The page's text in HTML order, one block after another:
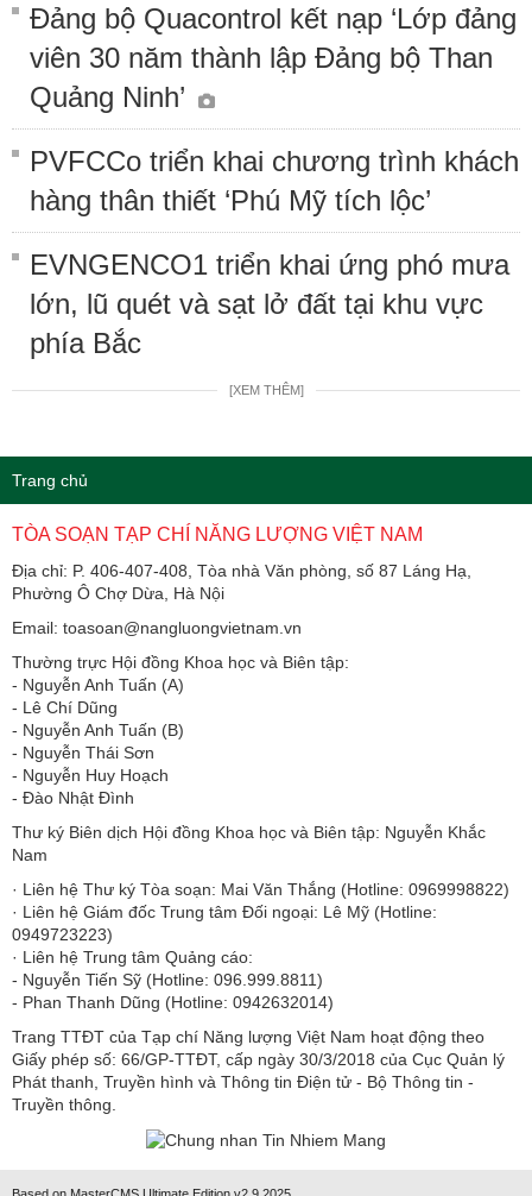
Đảng bộ Quacontrol kết nạp ‘Lớp đảng
viên 30 năm thành lập Đảng bộ Than
Quảng Ninh’
PVFCCo triển khai chương trình khách
hàng thân thiết ‘Phú Mỹ tích lộc’
EVNGENCO1 triển khai ứng phó mưa
lớn, lũ quét và sạt lở đất tại khu vực
phía Bắc
[XEM THÊM]
Trang chủ
TÒA SOẠN TẠP CHÍ NĂNG LƯỢNG VIỆT NAM
Địa chỉ: P. 406-407-408, Tòa nhà Văn phòng, số 87 Láng Hạ,
Phường Ô Chợ Dừa, Hà Nội
Email: toasoan@nangluongvietnam.vn
Thường trực Hội đồng Khoa học và Biên tập:
​​​​​​- Nguyễn Anh Tuấn (A)
- Lê Chí Dũng
- Nguyễn Anh Tuấn (B)
- Nguyễn Thái Sơn
- Nguyễn Huy Hoạch
- Đào Nhật Đình
Thư ký Biên dịch Hội đồng Khoa học và Biên tập: Nguyễn Khắc
Nam
· Liên hệ Thư ký Tòa soạn: Mai Văn Thắng (Hotline: 0969998822)
· Liên hệ Giám đốc Trung tâm Đối ngoại: Lê Mỹ (Hotline:
0949723223)
· Liên hệ Trung tâm Quảng cáo:
- Nguyễn Tiến Sỹ (Hotline: 096.999.8811)
- Phan Thanh Dũng (Hotline: 0942632014)
Trang TTĐT của Tạp chí Năng lượng Việt Nam hoạt động theo
Giấy phép số: 66/GP-TTĐT, cấp ngày 30/3/2018 của Cục Quản lý
Phát thanh, Truyền hình và Thông tin Điện tử - Bộ Thông tin -
Truyền thông.
Based on MasterCMS Ultimate Edition v2.9 2025